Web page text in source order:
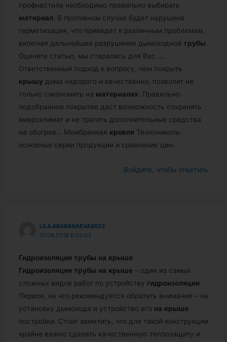
профнастила необходимо правильно выбирать
материал . В противном случае будет нарушена
герметизация, что приведет к различным проблемам,
включая дальнейшее разрушение дымоходной трубы
Оцените статью, мы старались для Вас.
…
Ответственный подход к вопросу, чем покрыть
крышу дома недорого и качественно, позволит не
только сэкономить на материалах . Правильно
подобранное покрытие даст возможность сохранять
микроклимат и не тратить дополнительные средства
на обогрев… Мембранная кровля Технониколь:
основные серии продукции и сравнение цен.
Войдите, чтобы ответить
LEJLABABANAEVA8523
07.09.2018 В 03:03
Гидроизоляция трубы на крыше
Гидроизоляция трубы на крыше – один из самых
сложных видов работ по устройству гидроизоляции.
Первое, на что рекомендуется обратить внимание – на
установку дымохода и устройство его на крыше
постройки. Стоит заметить, что для такой конструкции
крайне важно сделать качественную теплозащиту и